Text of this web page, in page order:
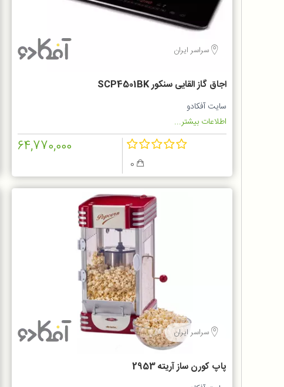
سراسر ایران
اجاق گاز القایی سنکور SCP4501BK
سایت آفکادو
اطلاعات بیشتر...
64,770,000
سراسر ایران
پاپ کورن ساز آریته 2953